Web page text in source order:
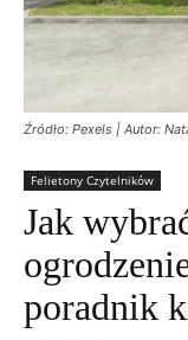
Źródło: Pexels | Autor:
Felietony Czytelników
Jak
poradnik